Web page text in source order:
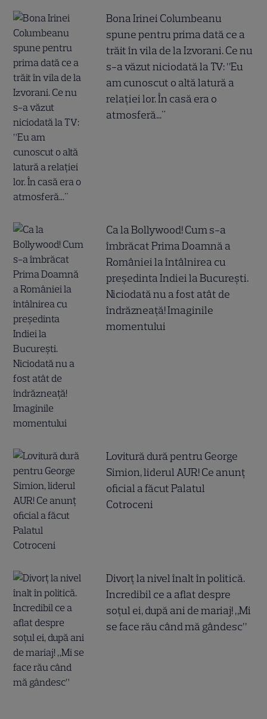
Bona Irinei Columbeanu
spune pentru prima dată ce a
trăit în vila de la Izvorani. Ce nu
s-a văzut niciodată la TV: ”Eu
am cunoscut o altă latură a
relației lor. În casă era o
atmosferă..."
Ca la Bollywood! Cum s-a
îmbrăcat Prima Doamnă a
României la întâlnirea cu
președinta Indiei la București.
Niciodată nu a fost atât de
îndrăzneață! Imaginile
momentului
Lovitură dură pentru George
Simion, liderul AUR! Ce anunț
oficial a făcut Palatul
Cotroceni
Divorț la nivel înalt în politică.
Incredibil ce a aflat despre
soțul ei, după ani de mariaj! „Mi
se face rău când mă gândesc”